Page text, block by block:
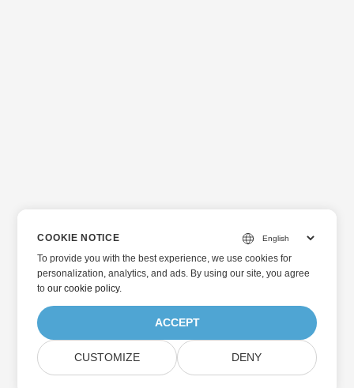
COOKIE NOTICE
To provide you with the best experience, we use cookies for
personalization, analytics, and ads. By using our site, you agree
toour cookie policy.
ACCEPT
CUSTOMIZE DENY